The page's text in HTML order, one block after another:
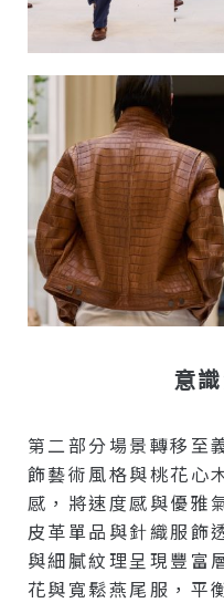
意
第二部分場景轉移至
飾藝術風格與桃花心
感，將速度感與優雅
皮革單品與針織服飾
與細膩紋理呈現豐富
花與寬鬆燕尾服，平